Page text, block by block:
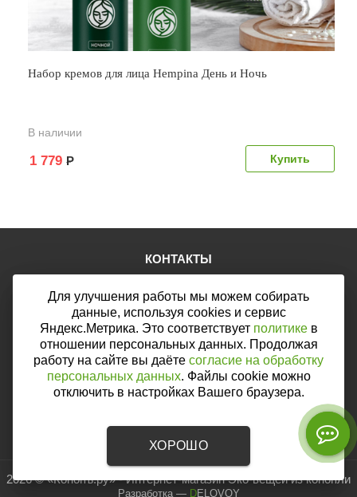
Набор кремов для лица Hempina День и Ночь
В наличии
1 779 Р
КОНТАКТЫ
E-mail:mail@web46.ru
Мы в соцсетях:
Мы принимаем к оплате:
2026 © «Конопъ.ру» - Интернет-магазин Эко-вещей из конопли
Разработка— DELOVOY
Для улучшения работы мы можем собирать
данные, используя cookies и сервис
Яндекс.Метрика. Это соответствует политикев
отношении персональных данных. Продолжая
работу на сайте вы даёте согласие на обработку
персональных данных. Файлы cookie можно
отключить в настройках Вашего браузера.
ХОРОШО